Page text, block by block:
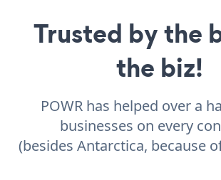
Trusted by the
the biz!
POWR has helped over a
businesses on every
(besides Antarctica, because